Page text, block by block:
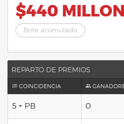
$440
Bote acumulado
REPARTO DE PREMIOS
COINCIDENCIA
5 + PB 0